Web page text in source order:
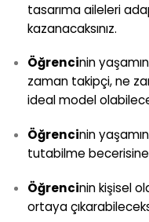
tasarıma aileleri
kazanacaksınız.
Öğrencinin
zaman takipçi, ne
ideal model
Öğrencinin
tutabilme becerisine
Öğrencinin kişisel
ortaya